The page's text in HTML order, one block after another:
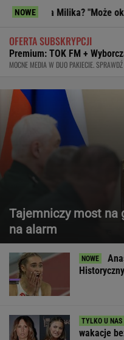
NOWE"Może okazać się
OFERTA SUBSKRYPCJI
Premium: TOK FM +
MOCNE MEDIA W DUO PAKIECIE. SPRAWDŹ
Tajemniczy most na
na alarm
wakacje